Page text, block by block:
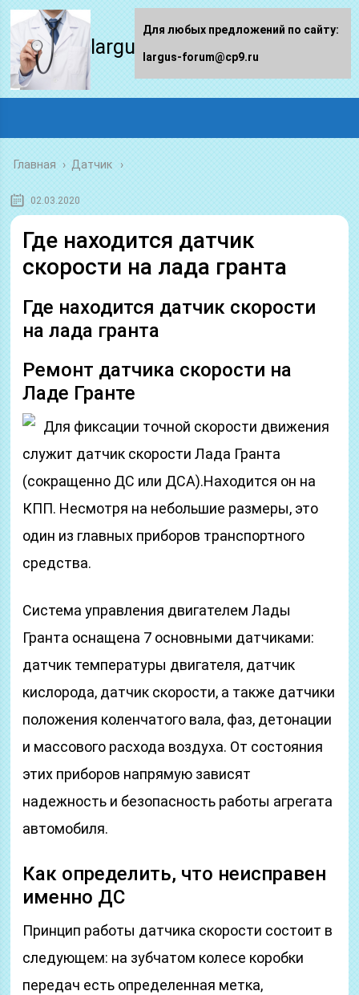
largus-forum.ru
Главная › Датчик
02.03.2020
Где находится датчик
скорости на лада гранта
Где находится датчик скорости
на лада гранта
Ремонт датчика скорости на
Ладе Гранте
Для фиксации точной скорости движения
служит датчик скорости Лада Гранта
(сокращенно ДС или ДСА).Находится он на
КПП. Несмотря на небольшие размеры, это
один из главных приборов транспортного
средства.
Система управления двигателем Лады
Гранта оснащена 7 основными датчиками:
датчик температуры двигателя, датчик
кислорода, датчик скорости, а также датчики
положения коленчатого вала, фаз, детонации
и массового расхода воздуха. От состояния
этих приборов напрямую зависят
надежность и безопасность работы агрегата
автомобиля.
Как определить, что неисправен
именно ДС
Принцип работы датчика скорости состоит в
следующем: на зубчатом колесе коробки
передач есть определенная метка,
Для любых предложений по сайту:
largus-forum@cp9.ru